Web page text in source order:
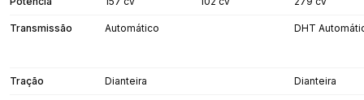
Transmissão Automático DHT
Tração Dianteira Dianteira